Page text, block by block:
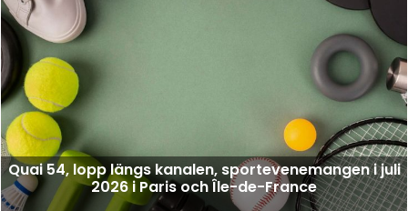
Quai 54, lopp längs kanalen, sportevenemangen i juli
2026 i Paris och Île-de-France